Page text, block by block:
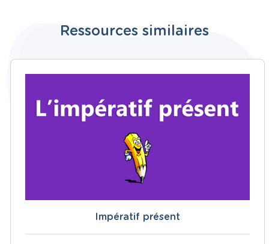
Ressources similaires
Impératif présent